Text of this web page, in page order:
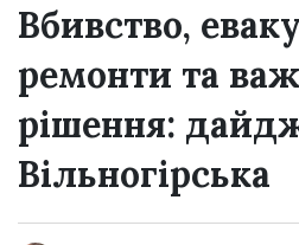
Вбивство,
ремонти та
рішення:
Вільногірська